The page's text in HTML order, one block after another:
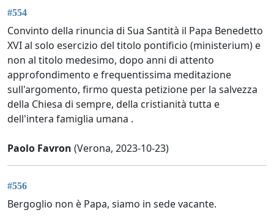
#554
Convinto della rinuncia di Sua Santità il Papa Benedetto
XVI al solo esercizio del titolo pontificio (ministerium) e
non al titolo medesimo, dopo anni di attento
approfondimento e frequentissima meditazione
sull'argomento, firmo questa petizione per la salvezza
della Chiesa di sempre, della cristianità tutta e
dell'intera famiglia umana .
Paolo Favron (Verona, 2023-10-23)
#556
Bergoglio non è Papa, siamo in sede vacante.